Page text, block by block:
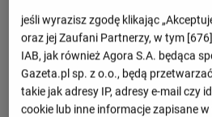
jeśli wyrazisz zgodę klikając
oraz jej Zaufani Partnerzy, w tym [676
IAB, jak również Agora S.A. będąca
Gazeta.pl sp. z o.o., będą
takie jak adresy IP, adresy e-mail czy
cookie lub inne informacje zapisane